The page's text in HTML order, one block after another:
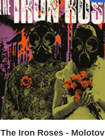
The Iron Roses - Molotov